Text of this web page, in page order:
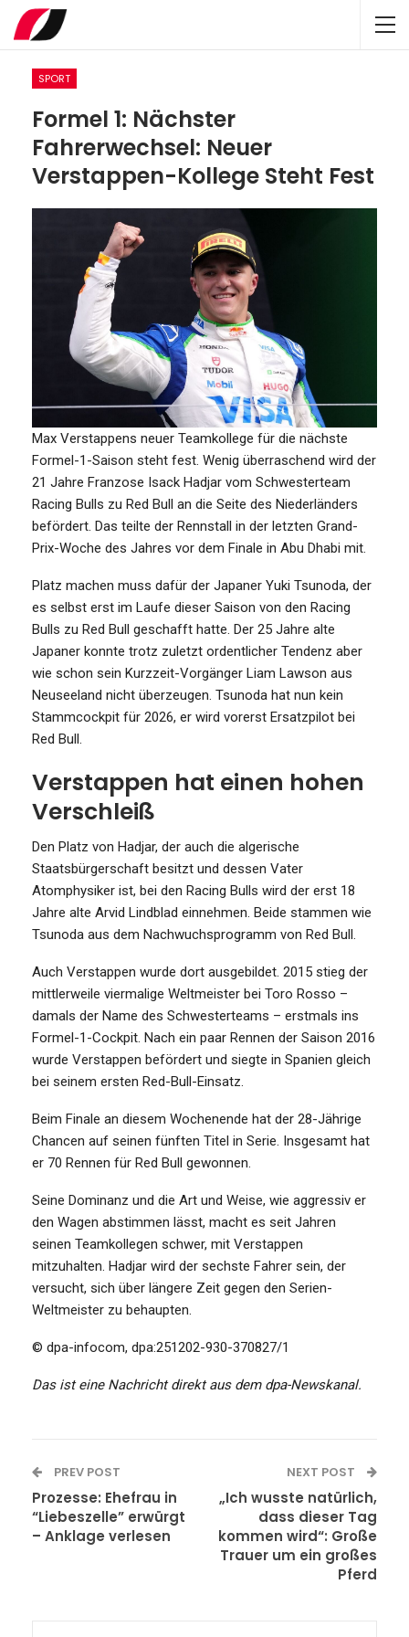
SPORT
Formel 1: Nächster
Fahrerwechsel: Neuer
Verstappen-Kollege Steht Fest
Max Verstappens neuer Teamkollege für die nächste
Formel-1-Saison steht fest. Wenig überraschend wird der
21 Jahre Franzose Isack Hadjar vom Schwesterteam
Racing Bulls zu Red Bull an die Seite des Niederländers
befördert. Das teilte der Rennstall in der letzten Grand-
Prix-Woche des Jahres vor dem Finale in Abu Dhabi mit.
Platz machen muss dafür der Japaner Yuki Tsunoda, der
es selbst erst im Laufe dieser Saison von den Racing
Bulls zu Red Bull geschafft hatte. Der 25 Jahre alte
Japaner konnte trotz zuletzt ordentlicher Tendenz aber
wie schon sein Kurzzeit-Vorgänger Liam Lawson aus
Neuseeland nicht überzeugen. Tsunoda hat nun kein
Stammcockpit für 2026, er wird vorerst Ersatzpilot bei
Red Bull.
Verstappen hat einen hohen
Verschleiß
Den Platz von Hadjar, der auch die algerische
Staatsbürgerschaft besitzt und dessen Vater
Atomphysiker ist, bei den Racing Bulls wird der erst 18
Jahre alte Arvid Lindblad einnehmen. Beide stammen wie
Tsunoda aus dem Nachwuchsprogramm von Red Bull.
Auch Verstappen wurde dort ausgebildet. 2015 stieg der
mittlerweile viermalige Weltmeister bei Toro Rosso –
damals der Name des Schwesterteams – erstmals ins
Formel-1-Cockpit. Nach ein paar Rennen der Saison 2016
wurde Verstappen befördert und siegte in Spanien gleich
bei seinem ersten Red-Bull-Einsatz.
Beim Finale an diesem Wochenende hat der 28-Jährige
Chancen auf seinen fünften Titel in Serie. Insgesamt hat
er 70 Rennen für Red Bull gewonnen.
Seine Dominanz und die Art und Weise, wie aggressiv er
den Wagen abstimmen lässt, macht es seit Jahren
seinen Teamkollegen schwer, mit Verstappen
mitzuhalten. Hadjar wird der sechste Fahrer sein, der
versucht, sich über längere Zeit gegen den Serien-
Weltmeister zu behaupten.
© dpa-infocom, dpa:251202-930-370827/1
Das ist eine Nachricht direkt aus dem dpa-Newskanal.
PREV POST
Prozesse: Ehefrau in
“Liebeszelle” erwürgt
– Anklage verlesen
NEXT POST
„Ich wusste natürlich,
dass dieser Tag
kommen wird“: Große
Trauer um ein großes
Pferd